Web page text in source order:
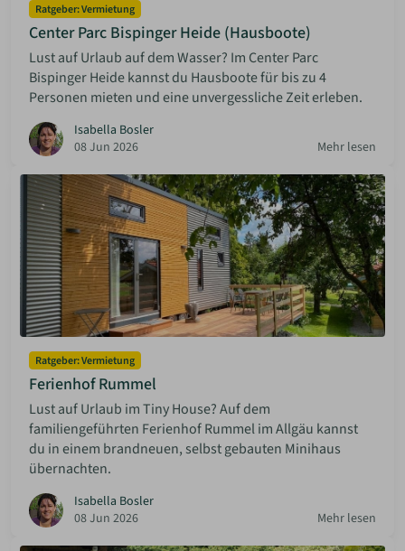
Ratgeber: Vermietung
Center Parc Bispinger Heide (Hausboote)
Lust auf Urlaub auf dem Wasser? Im Center Parc
Bispinger Heide kannst du Hausboote für bis zu 4
Personen mieten und eine unvergessliche Zeit erleben.
Isabella Bosler
08 Jun 2026
Mehr lesen
Ratgeber: Vermietung
Ferienhof Rummel
Lust auf Urlaub im Tiny House? Auf dem
familiengeführten Ferienhof Rummel im Allgäu kannst
du in einem brandneuen, selbst gebauten Minihaus
übernachten.
Isabella Bosler
08 Jun 2026
Mehr lesen